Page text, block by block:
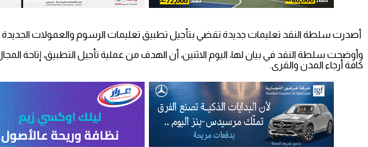
أصدرت سلطة النقد تعليمات جديدة تقضي بتأجيل تطبيق تعليمات الرسوم والعمولات الجديدة
وأوضحت سلطة النقد في بيان لها، اليوم الاثنين، أن الهدف من عملية تأجيل التطبيق، إتاحة
كافة أرجاء المدن والقرى.